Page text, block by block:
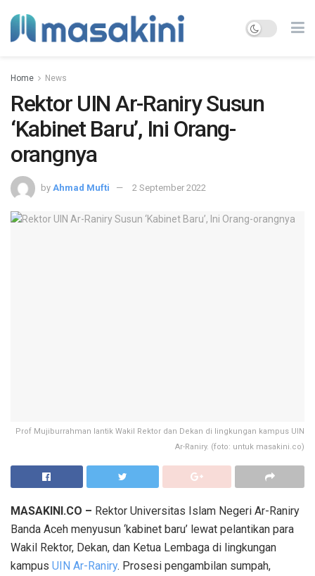
Home News
Rektor UIN Ar-Raniry Susun
‘Kabinet Baru’, Ini Orang-
orangnya
by Ahmad Mufti 2 September 2022
Prof Mujiburrahman lantik Wakil Rektor dan Dekan di lingkungan kampus UIN
Ar-Raniry. (foto: untuk masakini.co)
MASAKINI.CO – Rektor Universitas Islam Negeri Ar-Raniry
Banda Aceh menyusun ‘kabinet baru’ lewat pelantikan para
Wakil Rektor, Dekan, dan Ketua Lembaga di lingkungan
kampus UIN Ar-Raniry. Prosesi pengambilan sumpah,